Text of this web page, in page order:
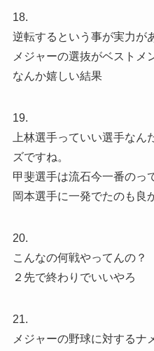
18.
逆転するという事が実力が
メジャーの選抜がベストメ
なんか嬉しい結果
19.
上林選手っていい選手な
ズですね。
甲斐選手は流石今一番のっ
岡本選手に一発でたのも良
20.
こんなの何戦やってんの？
２先で終わりでいいやろ
21.
メジャーの野球に対するナ